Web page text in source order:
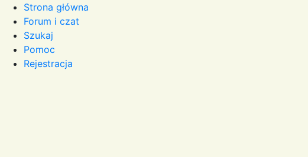
Strona główna
Forum i czat
Szukaj
Pomoc
Rejestracja